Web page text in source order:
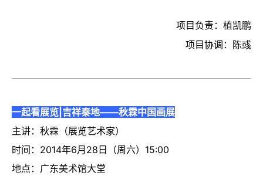
项目负责：植凯鹏
项目协调：陈彧
一起看展览|吉祥秦地——秋霖中国画展
主讲：秋霖（展览艺术家）
时间：2014年6月28日（周六）15:00
地点：广东美术馆大堂